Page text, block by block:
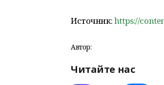
Источник:https://
Автор:
Читайте нас